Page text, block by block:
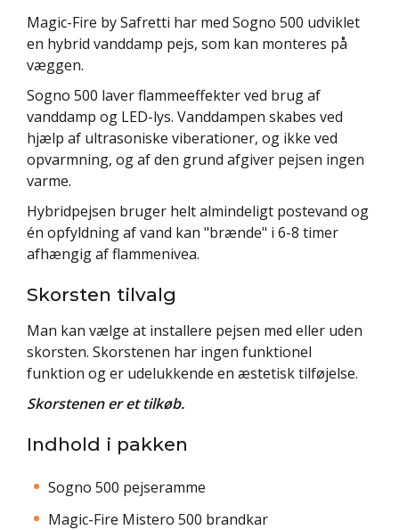
Magic-Fire by Safretti har med Sogno 500 udviklet
en hybrid vanddamp pejs, som kan monteres på
væggen.
Sogno 500 laver flammeeffekter ved brug af
vanddamp og LED-lys. Vanddampen skabes ved
hjælp af ultrasoniske viberationer, og ikke ved
opvarmning, og af den grund afgiver pejsen ingen
varme.
Hybridpejsen bruger helt almindeligt postevand og
én opfyldning af vand kan "brænde" i 6-8 timer
afhængig af flammenivea.
Skorsten tilvalg
Man kan vælge at installere pejsen med eller uden
skorsten. Skorstenen har ingen funktionel
funktion og er udelukkende en æstetisk tilføjelse.
Skorstenen er et tilkøb.
Indhold i pakken
Sogno 500 pejseramme
Magic-Fire Mistero 500 brandkar